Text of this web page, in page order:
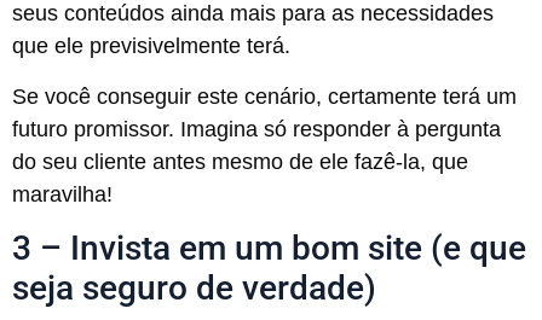
seus conteúdos ainda mais para as necessidades
que ele previsivelmente terá.
Se você conseguir este cenário, certamente terá um
futuro promissor. Imagina só responder à pergunta
do seu cliente antes mesmo de ele fazê-la, que
maravilha!
3 – Invista em um bom site (e que
seja seguro de verdade)